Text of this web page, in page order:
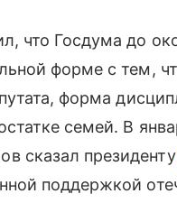
что Госдума до
форме с тем,
форма
семей. В
сказал президенту
поддержкой